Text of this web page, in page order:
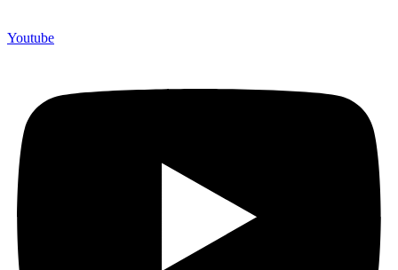
Youtube